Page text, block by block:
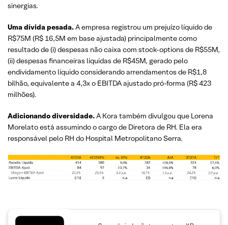
sinergias.
Uma dívida pesada.A empresa registrou um prejuízo líquido de
R$75M (R$ 16,5M em base ajustada) principalmente como
resultado de (i) despesas não caixa com stock-options de R$55M,
(ii) despesas financeiras líquidas de R$45M, gerado pelo
endividamento líquido considerando arrendamentos de R$1,8
bilhão, equivalente a 4,3x o EBITDA ajustado pró-forma (R$ 423
milhões).
Adicionando diversidade.A Kora também divulgou que Lorena
Morelato está assumindo o cargo de Diretora de RH. Ela era
responsável pelo RH do Hospital Metropolitano Serra.